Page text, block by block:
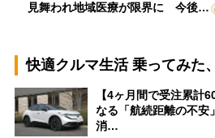
見舞われ地域医療が限界に 今後…
快適クルマ生活 乗ってみた
【4ヶ月間で受注累計
なる「航続距離の不安
消…